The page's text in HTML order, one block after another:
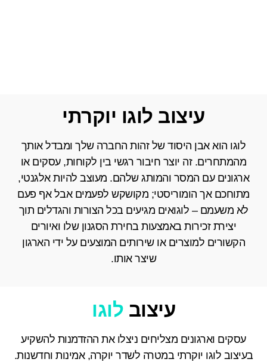
עיצוב לוגו יוקרתי
לוגו הוא אבן היסוד של זהות החברה שלך ומבדל אותך
מהמתחרים. זה יוצר חיבור רגשי בין לקוחות, עסקים או
ארגונים עם המסר והמותג שלהם. מעוצב להיות אלגנטי,
מתוחכם אך הומוריסטי; מקושקש לפעמים אבל אף פעם
לא משעמם – לוגואים מגיעים בכל הצורות והגדלים תוך
יצירת זכירות באמצעות בחירת הסגנון שלו ואיורים
הקשורים למוצרים או שירותים המוצעים על ידי הארגון
שיצר אותו.
עיצוב לוגו
עסקים וארגונים מצליחים ניצלו את ההזדמנות להשקיע
בעיצוב לוגו יוקרתי במטרה לשדר יוקרה, אמינות וחדשנות.